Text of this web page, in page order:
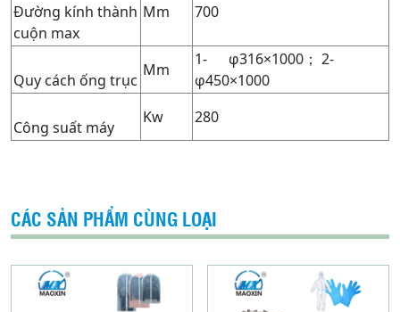
Đường kính thành
cuộn max
Mm 700
Quy cách ống trục
Mm
1- φ316×1000； 2-
φ450×1000
Công suất máy
Kw 280
CÁC SẢN PHẨM CÙNG LOẠI